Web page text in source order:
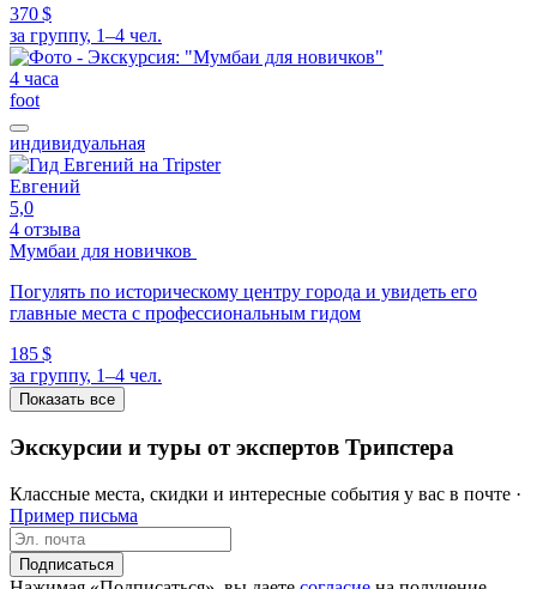
370 $
за группу, 1–4 чел.
4 часа
foot
индивидуальная
Евгений
5,0
4 отзыва
Мумбаи для новичков
Погулять по историческому центру города и увидеть его
главные места с профессиональным гидом
185 $
за группу, 1–4 чел.
Показать все
Экскурсии и туры от экспертов Трипстера
Классные места, скидки и интересные события у вас в почте ·
Пример письма
Подписаться